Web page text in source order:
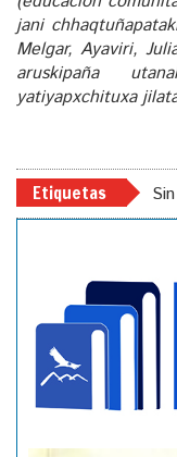
jani
Melgar, Ayaviri,
aruskipaña
yatiyapxchituxa
Etiquetas